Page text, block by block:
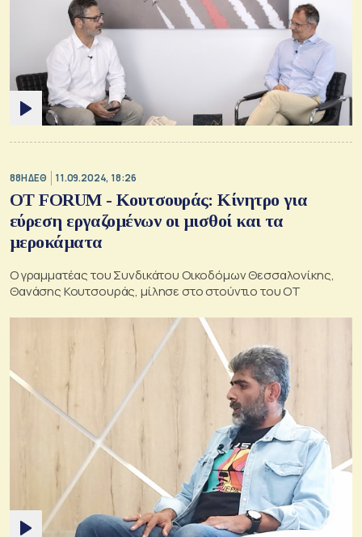
88Η ΔΕΘ 11.09.2024, 18:26
OT FORUM - Κουτσουράς: Κίνητρο για
εύρεση εργαζομένων οι μισθοί και τα
μεροκάματα
Ο γραμματέας του Συνδικάτου Οικοδόμων Θεσσαλονίκης,
Θανάσης Κουτσουράς, μίλησε στο στούντιο του ΟΤ